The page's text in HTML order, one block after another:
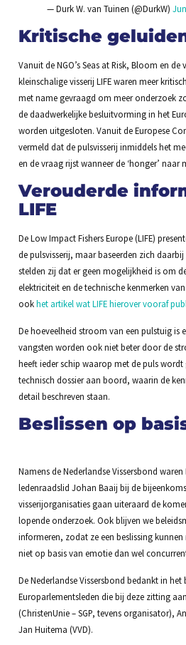
— Durk W. van Tuinen (@DurkW)
Kritische
Vanuit de NGO’s Seas at Risk, Bloom en
kleinschalige visserij LIFE waren meer
met name gevraagd om meer onderzoek
de daadwerkelijke besluitvorming in het
worden uitgesloten. Vanuit de Europese
vermeld dat de pulsvisserij inmiddels het
en de vraag rijst wanneer de ‘honger’ naar
Verouderde
LIFE
De Low Impact Fishers Europe (LIFE)
de pulsvisserij, maar baseerden zich
stelden zij dat er geen mogelijkheid is om
elektriciteit en de technische kenmerken
ookhet artikel wat LIFE hierover vooraf
De hoeveelheid stroom van een pulstuig is
vangsten worden ook niet beter door de
heeft ieder schip waarop met de puls wordt
technisch dossier aan boord, waarin de
detail beschreven staan.
Beslissen op
Namens de Nederlandse Vissersbond
ledenraadslid Johan Baaij bij de
visserijorganisaties gaan uiteraard de
lopende onderzoek. Ook blijven we
informeren, zodat ze een beslissing
niet op basis van emotie dan wel
De Nederlandse Vissersbond bedankt in
Europarlementsleden die bij deze zitting
(ChristenUnie – SGP, tevens organisator),
Jan Huitema (VVD).